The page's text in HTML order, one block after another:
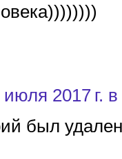
июля 2017 г.
был